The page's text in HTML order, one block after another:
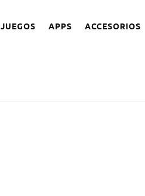
JUEGOS APPS ACCESORIOS